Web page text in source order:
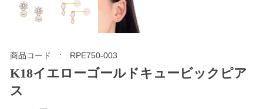
商品コード RPE750-003
K18イエローゴールドキュービックピア
ス